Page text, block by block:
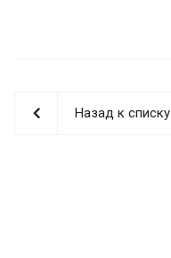
Назад к списку